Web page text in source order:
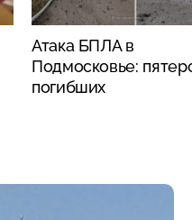
Атака БПЛА в
Подмосковье:
погибших